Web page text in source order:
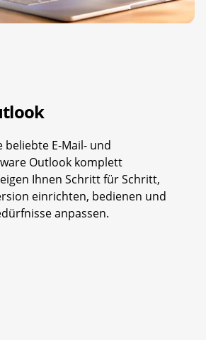
E-Mail- und
Outlook komplett
Ihnen Schritt für Schritt,
einrichten, bedienen und
anpassen.